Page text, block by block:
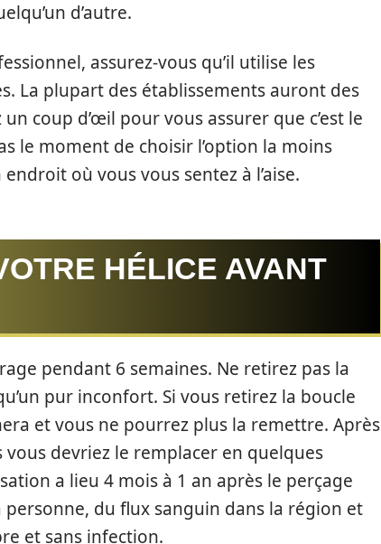
d’autre.
assurez-vous qu’il utilise les
La plupart des établissements auront des
coup d’œil pour vous assurer que c’est le
le moment de choisir l’option la moins
où vous vous sentez à l’aise.
HÉLICE AVANT
pendant 6 semaines. Ne retirez pas la
pur inconfort. Si vous retirez la boucle
et vous ne pourrez plus la remettre. Après
vous devriez le remplacer en quelques
a lieu 4 mois à 1 an après le perçage
du flux sanguin dans la région et
et sans infection.